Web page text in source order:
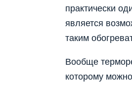
практически
является
таким
Вообще
которому